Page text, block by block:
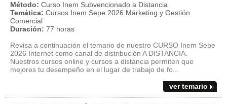
Método: Curso Inem Subvencionado a Distancia
Temática: Cursos Inem Sepe 2026 Márketing y Gestión
Comercial
Duración: 77 horas
Revisa a continuación el temario de nuestro CURSO Inem Sepe
2026 Internet como canal de distribución A DISTANCIA.
Nuestros cursos online y cursos a distancia permiten que
mejores tu desempeño en el lugar de trabajo de fo...
ver temario